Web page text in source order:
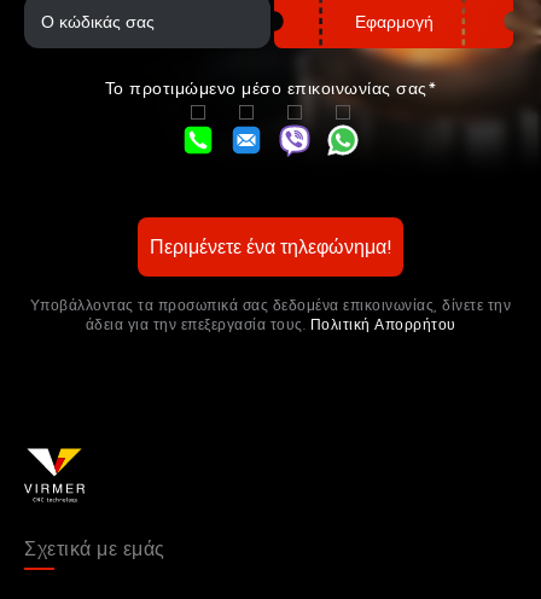
Εφαρμογή
Το προτιμώμενο μέσο επικοινωνίας σας*
Περιμένετε ένα τηλεφώνημα!
Υποβάλλοντας τα προσωπικά σας δεδομένα επικοινωνίας, δίνετε την
άδεια για την επεξεργασία τους. Πολιτική Απορρήτου
Σχετικά με εμάς